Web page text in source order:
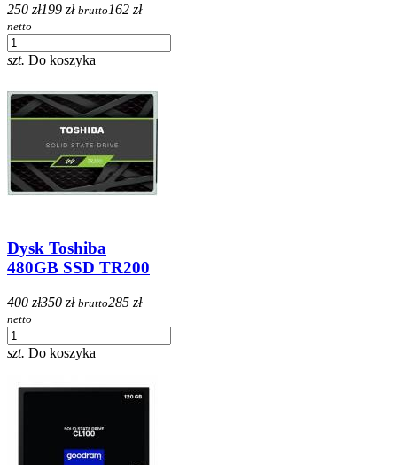
250 zł199 zł brutto 162 zł
netto
szt. Do koszyka
Dysk Toshiba
480GB SSD TR200
400 zł350 zł brutto285 zł
netto
szt. Do koszyka